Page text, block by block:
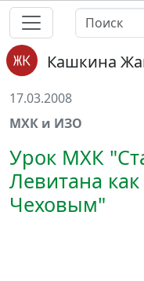
Кашкина
17.03.2008
МХК и ИЗО
Урок МХК
Левитана
Чеховым"